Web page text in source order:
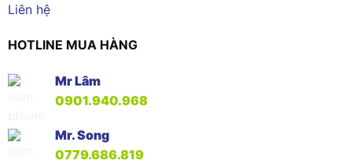
Liên hệ
HOTLINE MUA HÀNG
Mr Lâm
0901.940.968
Mr. Song
0779.686.819